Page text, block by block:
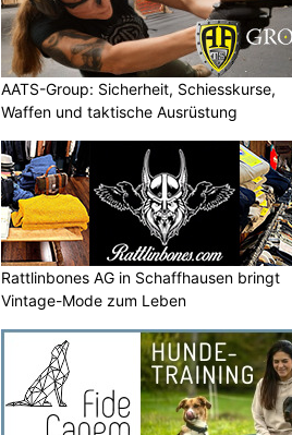
AATS-Group: Sicherheit, Schiesskurse,
Waffen und taktische Ausrüstung
Rattlinbones AG in Schaffhausen bringt
Vintage-Mode zum Leben